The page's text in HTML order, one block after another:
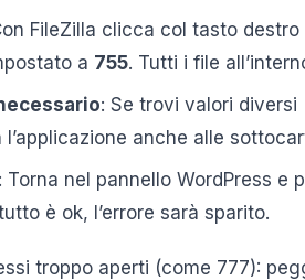
FileZilla clicca col tasto
a 755. Tutti i file
: Se trovi valori
anche alle
: Torna nel pannello WordPress e
è ok, l’errore sarà sparito.
troppo aperti (come 777):